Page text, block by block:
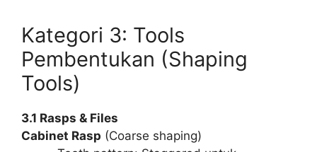
Kategori 3: Tools
Pembentukan (Shaping
Tools)
3.1 Rasps & Files
Cabinet Rasp (Coarse shaping)